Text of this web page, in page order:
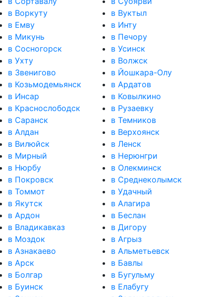
в Воркуту
в Вуктыл
в Емву
в Инту
в Микунь
в Печору
в Сосногорск
в Усинск
в Ухту
в Волжск
в Звенигово
в Йошкара-Олу
в Козьмодемьянск
в Ардатов
в Инсар
в Ковылкино
в Краснослободск
в Рузаевку
в Саранск
в Темников
в Алдан
в Верхоянск
в Вилюйск
в Ленск
в Мирный
в Нерюнгри
в Нюрбу
в Олекминск
в Покровск
в Среднеколымск
в Томмот
в Удачный
в Якутск
в Алагира
в Ардон
в Беслан
в Владикавказ
в Дигору
в Моздок
в Агрыз
в Азнакаево
в Альметьевск
в Арск
в Бавлы
в Болгар
в Бугульму
в Буинск
в Елабугу